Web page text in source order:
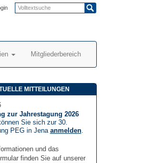
Mitgliederbereich
MITTEILUNGEN
zur Jahrestagung 2026
Sie sich zur 30.
PEG in Jena anmelden.
und das
finden Sie auf unserer